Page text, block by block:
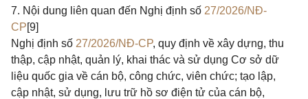
7. Nội dung liên quan đến Nghị định số 27/2026/NĐ-
CP[9]
Nghị định số 27/2026/NĐ-CP, quy định về xây dựng, thu
thập, cập nhật, quản lý, khai thác và sử dụng Cơ sở dữ
liệu quốc gia về cán bộ, công chức, viên chức; tạo lập,
cập nhật, sử dụng, lưu trữ hồ sơ điện tử của cán bộ,